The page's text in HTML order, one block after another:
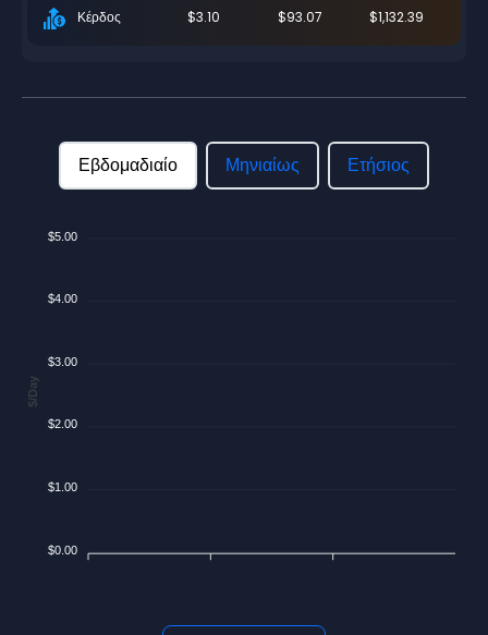
Κέρδος $3.10 $93.07 $1,132.39
Εβδομαδιαίο Μηνιαίως Ετήσιος
$5.00
$4.00
$3.00
$2.00
$1.00
$0.00
$/Day